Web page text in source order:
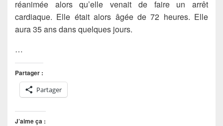
réanimée alors qu’elle venait de faire un arrêt
cardiaque. Elle était alors âgée de 72 heures. Elle
aura 35 ans dans quelques jours.
…
Partager :
Partager
J’aime ça :